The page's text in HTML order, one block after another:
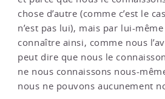
chose d’autre (comme c’est le
n’est pas lui), mais par lui-
connaître ainsi, comme nous
peut dire que nous le
ne nous connaissons nous-
nous ne pouvons aucunement